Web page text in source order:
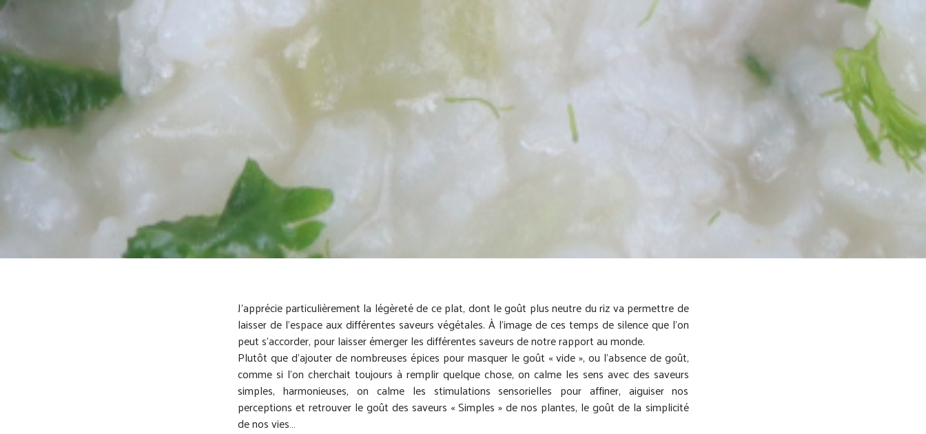
J’apprécie particulièrement la légèreté de ce plat, dont le goût plus neutre du riz va permettre de
laisser de l’espace aux différentes saveurs végétales. À l’image de ces temps de silence que l’on
peut s’accorder, pour laisser émerger les différentes saveurs de notre rapport au monde.
Plutôt que d’ajouter de nombreuses épices pour masquer le goût « vide », ou l’absence de goût,
comme si l’on cherchait toujours à remplir quelque chose, on calme les sens avec des saveurs
simples, harmonieuses, on calme les stimulations sensorielles pour affiner, aiguiser nos
perceptions et retrouver le goût des saveurs « Simples » de nos plantes, le goût de la simplicité
de nos vies…